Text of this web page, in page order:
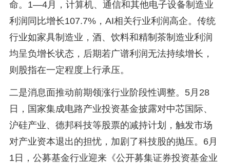
命。1—4月，计算机、通信和其他电子设备制造业
利润同比增长107.7%，AI相关行业利润高企。传统
行业如家具制造业，酒、饮料和精制茶制造业利润
均呈负增长状态，后期若广谱利润无法持续增长，
则股指在一定程度上行承压。
二是消息面推动前期领涨行业阶段性调整。5月28
日，国家集成电路产业投资基金披露对中芯国际、
沪硅产业、德邦科技等股票的减持计划，触发市场
对产业资本退出的担忧，加剧了科技股的抛压。6月
1日，公募基金行业迎来《公开募集证券投资基金业